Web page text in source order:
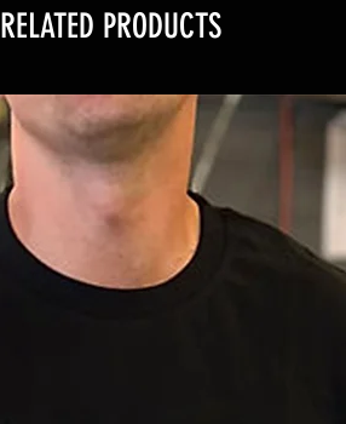
RELATED PRODUCTS